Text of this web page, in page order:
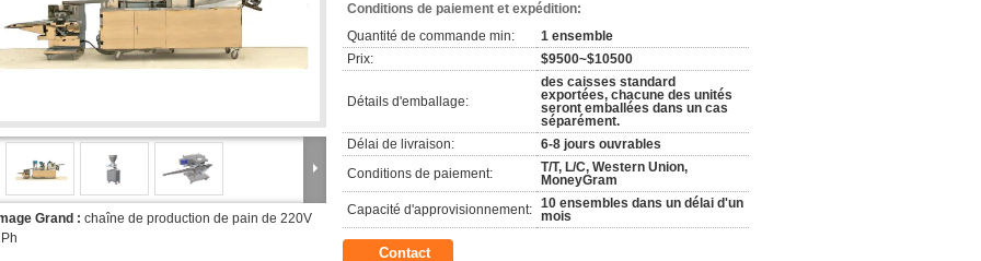
Grand : chaîne de production de pain de 220V
Conditions de paiement et expédition:
Quantité de commande min:
1 ensemble
Prix:
$9500~$10500
Détails d'emballage:
des caisses standard
exportées, chacune des unités
seront emballées dans un cas
séparément.
Délai de livraison:
6-8 jours ouvrables
Conditions de paiement:
T/T, L/C, Western Union,
MoneyGram
Capacité d'approvisionnement: 10 ensembles dans un délai d'un
mois
Contact